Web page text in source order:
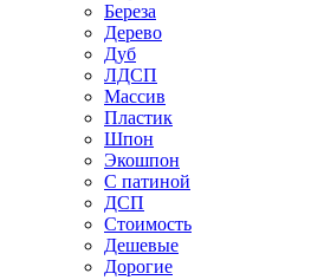
Береза
Дерево
Дуб
ЛДСП
Массив
Пластик
Шпон
Экошпон
С патиной
ДСП
Стоимость
Дешевые
Дорогие